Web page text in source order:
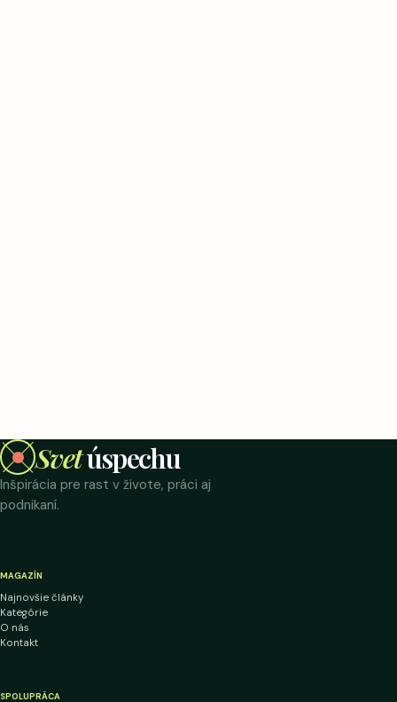
Svetúspechu
Inšpirácia pre rast v živote, práci aj
podnikaní.
MAGAZÍN
Najnovšie články
Kategórie
O nás
Kontakt
SPOLUPRÁCA